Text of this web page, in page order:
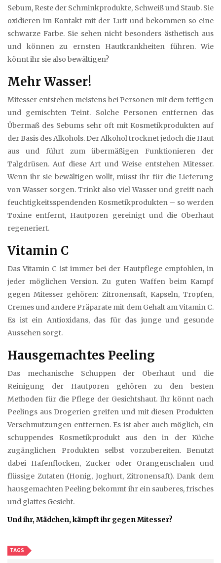
Sebum, Reste der Schminkprodukte, Schweiß und Staub. Sie
oxidieren im Kontakt mit der Luft und bekommen so eine
schwarze Farbe. Sie sehen nicht besonders ästhetisch aus
und können zu ernsten Hautkrankheiten führen. Wie
könnt ihr sie also bewältigen?
Mehr Wasser!
Mitesser entstehen meistens bei Personen mit dem fettigen
und gemischten Teint. Solche Personen entfernen das
Übermaß des Sebums sehr oft mit Kosmetikprodukten auf
der Basis des Alkohols. Der Alkohol trocknet jedoch die Haut
aus und führt zum übermäßigen Funktionieren der
Talgdrüsen. Auf diese Art und Weise entstehen Mitesser.
Wenn ihr sie bewältigen wollt, müsst ihr für die Lieferung
von Wasser sorgen. Trinkt also viel Wasser und greift nach
feuchtigkeitsspendenden Kosmetikprodukten – so werden
Toxine entfernt, Hautporen gereinigt und die Oberhaut
regeneriert.
Vitamin C
Das Vitamin C ist immer bei der Hautpflege empfohlen, in
jeder möglichen Version. Zu guten Waffen beim Kampf
gegen Mitesser gehören: Zitronensaft, Kapseln, Tropfen,
Cremes und andere Präparate mit dem Gehalt am Vitamin C.
Es ist ein Antioxidans, das für das junge und gesunde
Aussehen sorgt.
Hausgemachtes Peeling
Das mechanische Schuppen der Oberhaut und die
Reinigung der Hautporen gehören zu den besten
Methoden für die Pflege der Gesichtshaut. Ihr könnt nach
Peelings aus Drogerien greifen und mit diesen Produkten
Verschmutzungen entfernen. Es ist aber auch möglich, ein
schuppendes Kosmetikprodukt aus den in der Küche
zugänglichen Produkten selbst vorzubereiten. Benutzt
dabei Hafenflocken, Zucker oder Orangenschalen und
flüssige Zutaten (Honig, Joghurt, Zitronensaft). Dank dem
hausgemachten Peeling bekommt ihr ein sauberes, frisches
und glattes Gesicht.
Und ihr, Mädchen, kämpft ihr gegen Mitesser?
TAGS